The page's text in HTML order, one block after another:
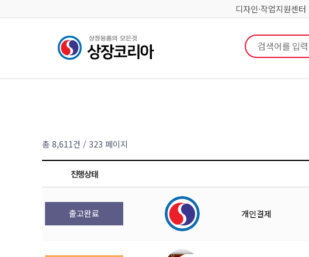
디자인·작업지원센터
검색
총 8,611건 / 323 페이지
진행상태
출고완료 개인결제